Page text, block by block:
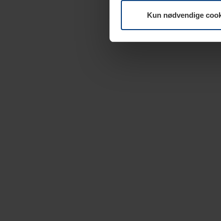
Kun nødvendige